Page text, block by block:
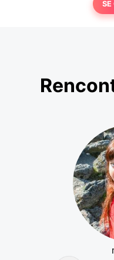
SE